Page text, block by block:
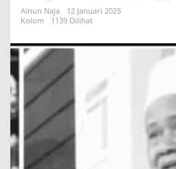
Ainun Naja
12 Januari 2025
Kolom
1139 Dilihat